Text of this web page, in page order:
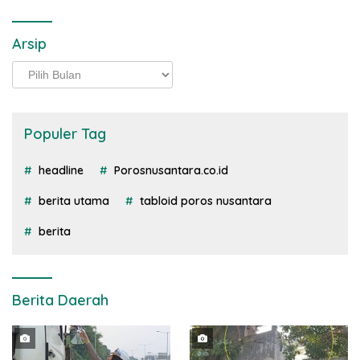
Arsip
Arsip
Populer Tag
headline Porosnusantara.co.id
berita utama tabloid poros nusantara
berita
Berita Daerah